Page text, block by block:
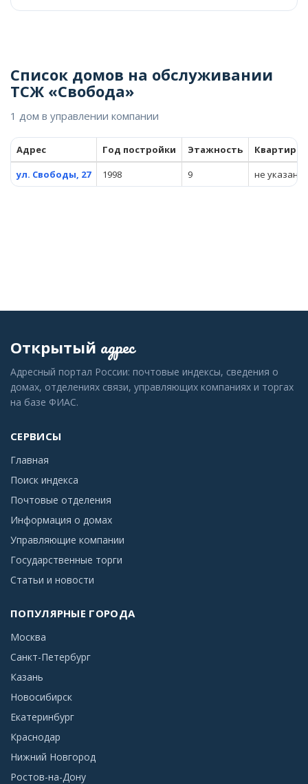
Список домов на обслуживании
ТСЖ «Свобода»
1 дом в управлении компании
Адрес Год постройки Этажность
Квартиры
ул. Свободы, 27
1998 9 не указано
Открытый адрес
Адресный портал России: почтовые индексы, сведения о
домах, отделениях связи, управляющих компаниях и торгах
на базе ФИАС.
СЕРВИСЫ
Главная
Поиск индекса
Почтовые отделения
Информация о домах
Управляющие компании
Государственные торги
Статьи и новости
ПОПУЛЯРНЫЕ ГОРОДА
Москва
Санкт-Петербург
Казань
Новосибирск
Екатеринбург
Краснодар
Нижний Новгород
Ростов-на-Дону